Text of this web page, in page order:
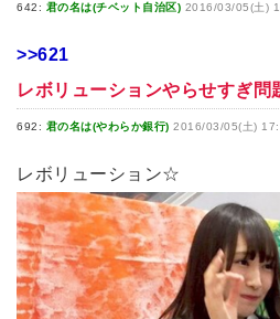
642: 君の名は(チベット自治区) 2016/03/05(土)
>>621
レボリューションやらせすぎ問
692: 君の名は(やわらか銀行) 2016/03/05(土)
レボリューション☆